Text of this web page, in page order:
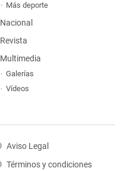
Más deporte
Nacional
Revista
Multimedia
Galerías
Vídeos
Aviso Legal
Términos y condiciones